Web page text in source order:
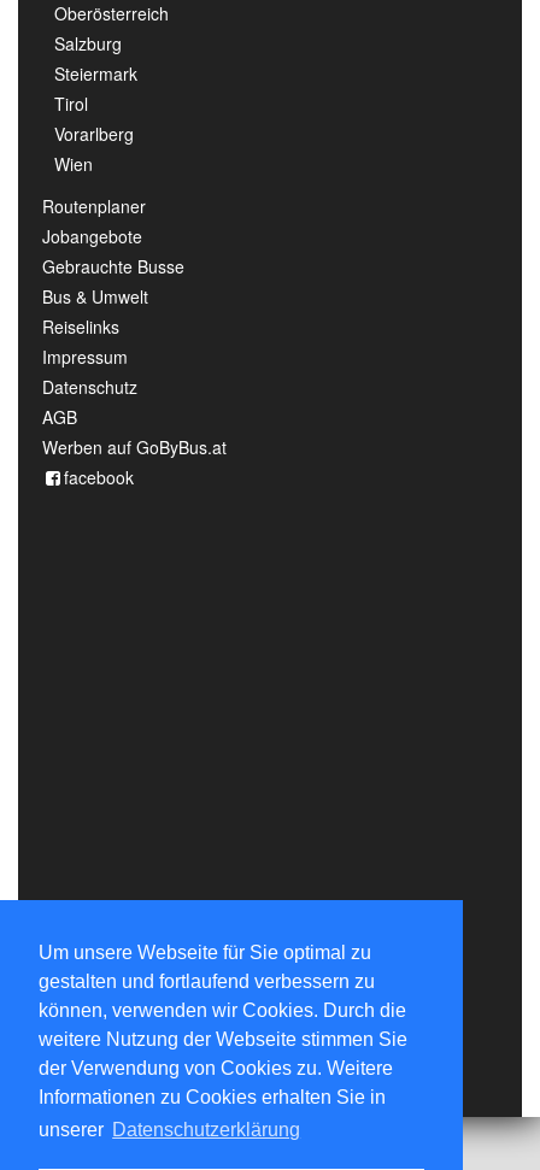
Um unsere Webseite für Sie optimal zu
gestalten und fortlaufend verbessern zu
können, verwenden wir Cookies. Durch die
weitere Nutzung der Webseite stimmen Sie
der Verwendung von Cookies zu. Weitere
Informationen zu Cookies erhalten Sie in
unserer Datenschutzerklärung
Oberösterreich
Salzburg
Steiermark
Tirol
Vorarlberg
Wien
Routenplaner
Jobangebote
Gebrauchte Busse
Bus & Umwelt
Reiselinks
Impressum
Datenschutz
AGB
Werben auf GoByBus.at
facebook